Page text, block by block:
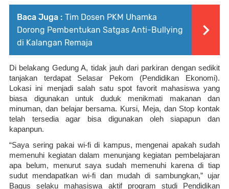
Baca Juga : Tim Dosen PKM Uhamka
Dorong Pembentukan Satgas Anti-Bullying
di Kalangan Remaja
Di belakang Gedung A, tidak jauh dari parkiran dengan sedikit
tanjakan terdapat Selasar Pekom (Pendidikan Ekonomi).
Lokasi ini menjadi salah satu spot favorit mahasiswa yang
biasa digunakan untuk duduk menikmati makanan dan
minuman, dan belajar bersama. Kursi, Meja, dan Stop kontak
telah tersedia agar bisa digunakan oleh siapapun dan
kapanpun.
“Saya sering pakai wi-fi di kampus, mengenai apakah sudah
memenuhi kegiatan dalam menunjang kegiatan pembelajaran
apa belum, menurut saya sudah memenuhi karena di tiap
sudut mendapatkan wi-fi dan mudah di sambungkan,” ujar
Bagus selaku mahasiswa aktif program studi Pendidikan